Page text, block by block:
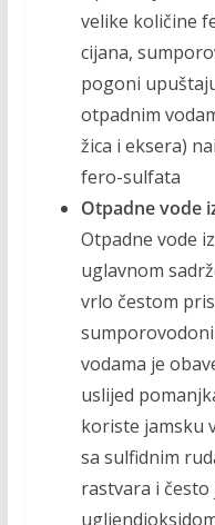
velike količine
cijana,
pogoni
otpadnim
žica i eksera)
fero­-sulfata
Otpadne vode
Otpadne vode
uglavnom
vrlo čestom
vodama je
uslijed
koriste jamsku
sa sulfidnim
rastvara i